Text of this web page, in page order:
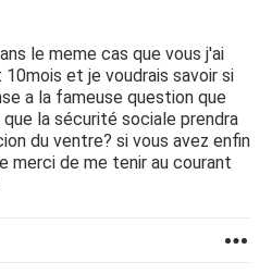
le meme cas que vous j'ai
et je voudrais savoir si
a la fameuse question que
la sécurité sociale prendra
du ventre? si vous avez enfin
merci de me tenir au courant